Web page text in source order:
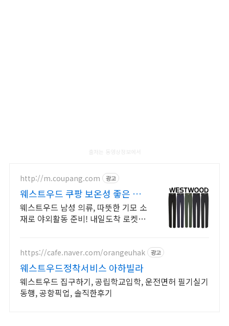
http://m.coupang.com 광고
웨스트우드 쿠팡 보온성 좋은 의
류
웨스트우드 남성 의류, 따뜻한 기모 소
재로 야외활동 준비! 내일도착 로켓배
https://cafe.naver.com/orangeuhak 광고
웨스트우드정착서비스 아하빌라
웨스트우드 집구하기, 공립학교입학, 운전면허 필기실기
동행, 공항픽업, 솔직한후기